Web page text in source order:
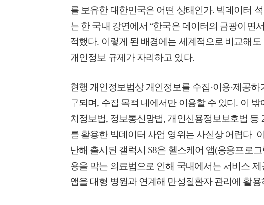
를 보유한 대한민국은 어떤 상태인가. 빅데이터
는 한 국내 강연에서 “한국은 데이터의 금광이면
적했다. 이렇게 된 배경에는 세계적으로 비교해
개인정보 규제가 자리하고 있다.
현행 개인정보법상 개인정보를 수집·이용·제공
구되며, 수집 목적 내에서만 이용할 수 있다. 이
치정보법, 정보통신망법, 개인신용정보보호법 등
를 활용한 빅데이터 사업 영위는 사실상 어렵다.
난해 출시된 갤럭시 S8은 헬스케어 앱(응용프로
용을 막는 의료법으로 인해 국내에서는 서비스
앱을 대형 병원과 연계해 만성질환자 관리에 활